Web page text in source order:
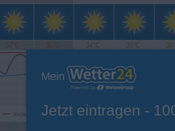
37°C 35°C 34°C 35°C
Höchsttemperatur Tiefsttemperatur Aktuelle Temperatur
21°C
Mein
Jetzt eintragen -